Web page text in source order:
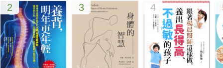
【內容簡介】女性居家必備！
＼專為呵護女性編撰的健康寶典／
經期、孕期、產期、更年期
2 3 4